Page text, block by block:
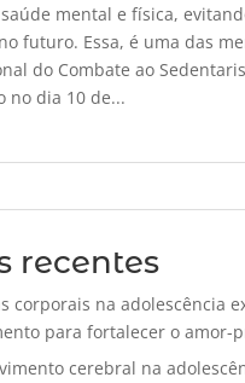
mental e física,
futuro. Essa, é uma das
do Combate ao
no dia 10 de...
recentes
corporais na adolescência
para fortalecer o amor-
cerebral na